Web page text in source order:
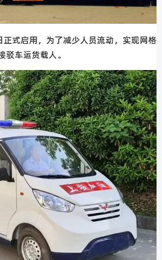
式启用，为了减少人员流动，实现网格
车运货载人。